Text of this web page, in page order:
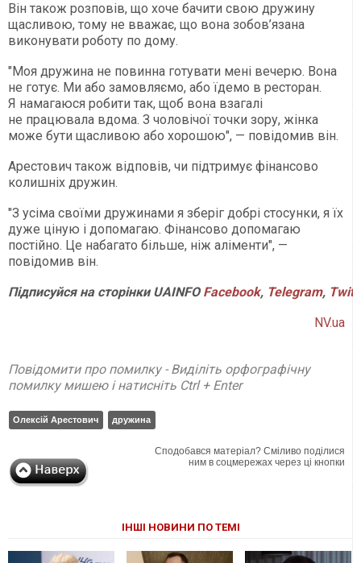
Він також розповів, що хоче бачити свою дружину
щасливою, тому не вважає, що вона зобов’язана
виконувати роботу по дому.
"Моя дружина не повинна готувати мені вечерю. Вона
не готує. Ми або замовляємо, або їдемо в ресторан.
Я намагаюся робити так, щоб вона взагалі
не працювала вдома. З чоловічої точки зору, жінка
може бути щасливою або хорошою", — повідомив він.
Арестович також відповів, чи підтримує фінансово
колишніх дружин.
"З усіма своїми дружинами я зберіг добрі стосунки, я їх
дуже ціную і допомагаю. Фінансово допомагаю
постійно. Це набагато більше, ніж аліменти", —
повідомив він.
Підписуйся на сторінки UAINFO Facebook, Telegram,
NV.ua
Повідомити про помилку - Виділіть орфографічну
помилку мишею і натисніть Ctrl + Enter
Олексій Арестович дружина
Сподобався матеріал? Сміливо поділися
ним в соцмережах через ці кнопки
ІНШІ НОВИНИ ПО ТЕМІ